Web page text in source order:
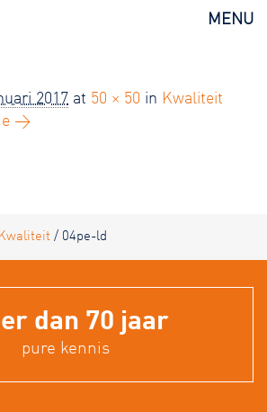
MENU
2017 at 50 × 50 in Kwaliteit
→
/ 04pe-ld
dan 70 jaar
pure kennis